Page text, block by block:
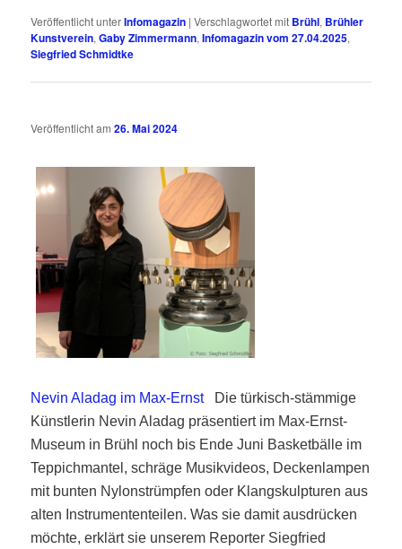
Veröffentlicht unterInfomagazin |Verschlagwortet mit Brühl, Brühler
Kunstverein,Gaby Zimmermann,Infomagazin vom 27.04.2025,
Siegfried Schmidtke
Veröffentlicht am26. Mai 2024
Nevin Aladag im Max-Ernst
Die türkisch-stämmige
Künstlerin Nevin Aladag präsentiert im Max-Ernst-
Museum in Brühl noch bis Ende Juni Basketbälle im
Teppichmantel, schräge Musikvideos, Deckenlampen
mit bunten Nylonstrümpfen oder Klangskulpturen aus
alten Instrumententeilen. Was sie damit ausdrücken
möchte, erklärt sie unserem Reporter Siegfried